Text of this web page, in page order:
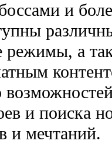
и
режимы, а
и поиска
и мечтаний.